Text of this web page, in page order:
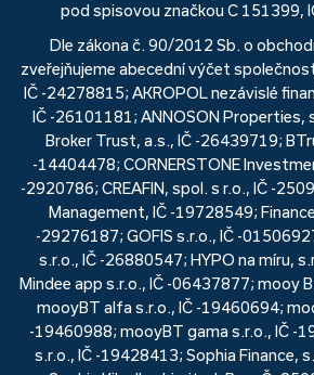
pod spisovou značkou C 151399,
Dle zákona č. 90/2012 Sb. o
zveřejňujeme abecední výčet
IČ -24278815; AKROPOL nezávislé
IČ -26101181; ANNOSON Properties,
Broker Trust, a.s., IČ -26439719;
-14404478; CORNERSTONE
-2920786; CREAFIN, spol. s r.o., IČ -
Management, IČ -19728549;
-29276187; GOFIS s.r.o., IČ -
s.r.o., IČ -26880547; HYPO na míru,
Mindee app s.r.o., IČ -06437877; mooy
mooyBT alfa s.r.o., IČ -19460694;
-19460988; mooyBT gama s.r.o., IČ -
s.r.o., IČ -19428413; Sophia Finance,